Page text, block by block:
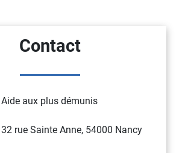
Contact
Aide aux plus démunis
32 rue Sainte Anne, 54000 Nancy